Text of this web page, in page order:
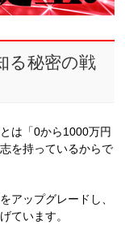
る秘密の戦
は「0から1000万円
を持っているからで
アップグレードし、
ています。